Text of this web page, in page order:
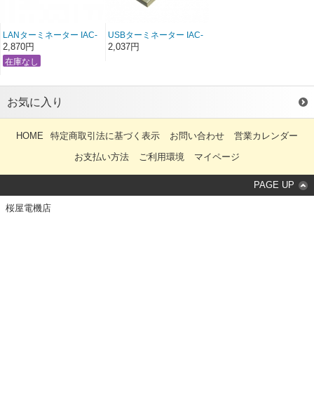
LANターミネーター IAC-
LT-001(傾奇者シリーズ第
一弾）
2,870円
USBターミネーター IAC-
ＵＳＢ-001(傾奇者シリー
2,037円
お気に入り
HOME 特定商取引法に基づく表示 お問い合わせ
営業カレンダー
お支払い方法
ご利用環境 マイページ
PAGE UP
桜屋電機店